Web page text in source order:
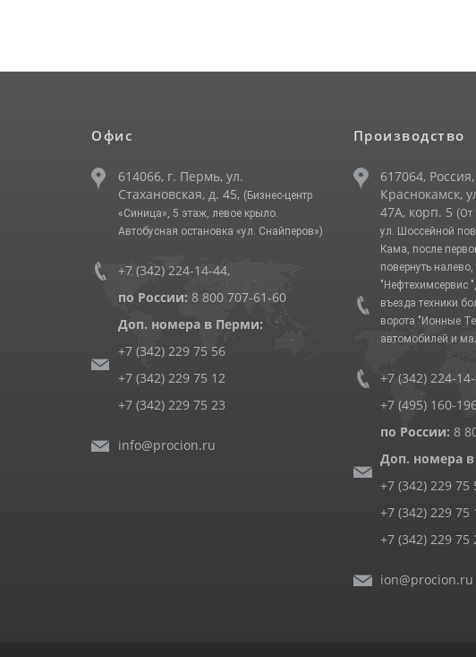
Офис
614066, г. Пермь, ул.
Стахановская, д. 45, (Бизнес-центр
«Синица», 5 этаж, левое крыло.
Автобусная остановка «ул. Снайперов»)
+7 (342) 224-14-44,
по России: 8 800 707-61-60
Доп. номера в Перми:
+7 (342) 229 75 56
+7 (342) 229 75 12
+7 (342) 229 75 23
info@procion.ru
Производство
617064,
Краснокамск,
47А, корп. 5 (От
ул. Шоссейной
Кама, после
повернуть налево,
"Нефтехимсервис
въезда техники
ворота "Ионные
автомобилей и
+7 (342) 224-
+7 (495) 160-
по России: 8
Доп. номера
+7 (342) 229 75
+7 (342) 229 75
+7 (342) 229 75
ion@procion.ru